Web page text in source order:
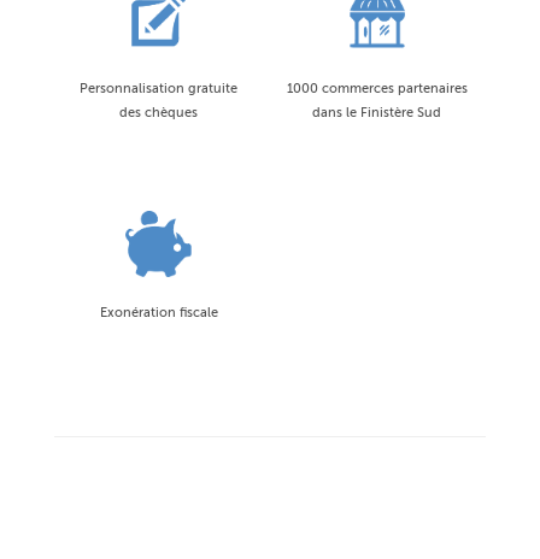
Personnalisation gratuite
des chèques
1000 commerces partenaires
dans le Finistère Sud
Exonération fiscale